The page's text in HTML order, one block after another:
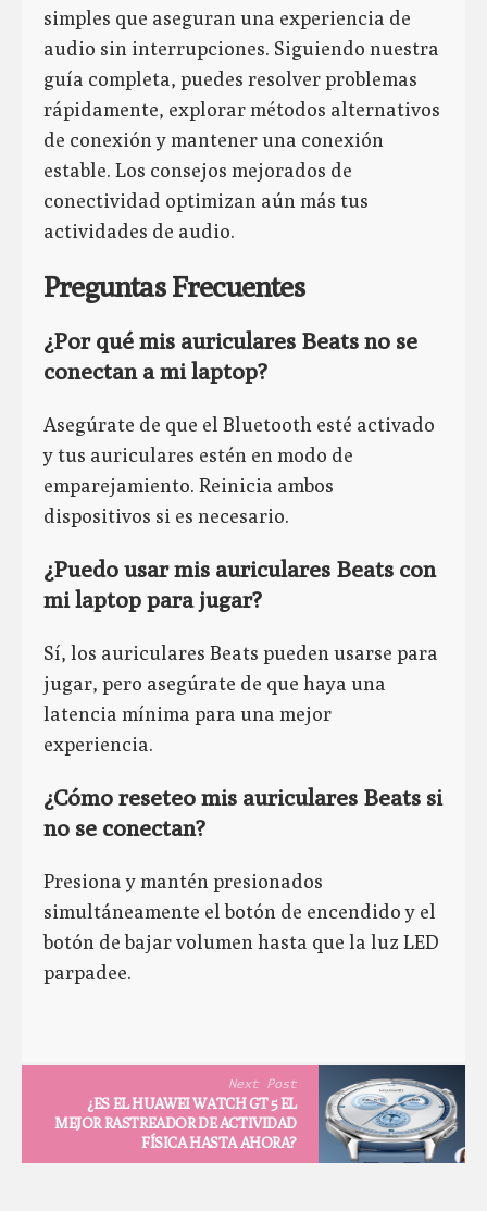
simples que aseguran una experiencia de
audio sin interrupciones. Siguiendo nuestra
guía completa, puedes resolver problemas
rápidamente, explorar métodos alternativos
de conexión y mantener una conexión
estable. Los consejos mejorados de
conectividad optimizan aún más tus
actividades de audio.
Preguntas Frecuentes
¿Por qué mis auriculares Beats no se
conectan a mi laptop?
Asegúrate de que el Bluetooth esté activado
y tus auriculares estén en modo de
emparejamiento. Reinicia ambos
dispositivos si es necesario.
¿Puedo usar mis auriculares Beats con
mi laptop para jugar?
Sí, los auriculares Beats pueden usarse para
jugar, pero asegúrate de que haya una
latencia mínima para una mejor
experiencia.
¿Cómo reseteo mis auriculares Beats si
no se conectan?
Presiona y mantén presionados
simultáneamente el botón de encendido y el
botón de bajar volumen hasta que la luz LED
parpadee.
Next Post
¿ES EL HUAWEI WATCH GT 5 EL
MEJOR RASTREADOR DE ACTIVIDAD
FÍSICA HASTA AHORA?